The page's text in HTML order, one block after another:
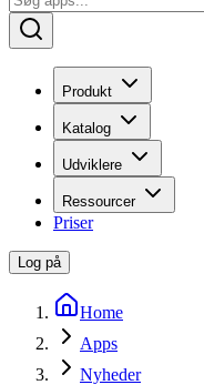
Produkt
Katalog
Udviklere
Ressourcer
Priser
Log på
Home
Apps
Nyheder